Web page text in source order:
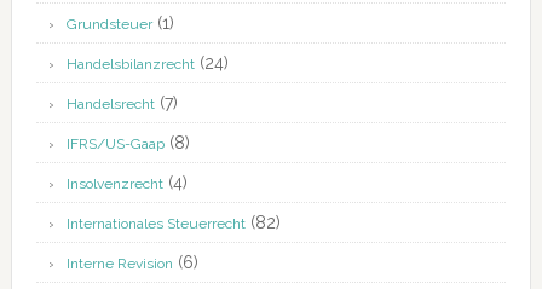
Grundsteuer(1)
Handelsbilanzrecht(24)
Handelsrecht(7)
IFRS/US-Gaap(8)
Insolvenzrecht(4)
Internationales Steuerrecht(82)
Interne Revision (6)